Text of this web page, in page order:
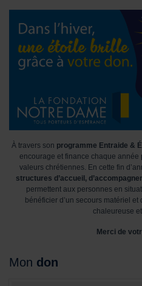
À travers son programme Entraide &
encourage et finance chaque année
valeurs chrétiennes. En cette fin
structures d’accueil,
permettent aux personnes en
bénéficier d’un secours matériel
chaleureuse
Merci de
Mon don